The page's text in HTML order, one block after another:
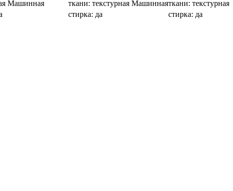
Машинная
ткани: текстурная Машинная
стирка: да
ткани:
стирка: да